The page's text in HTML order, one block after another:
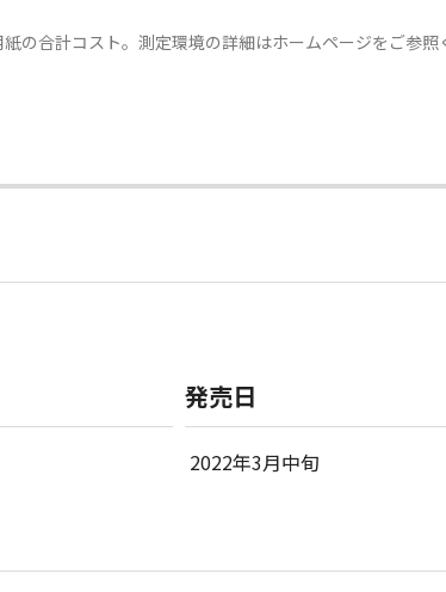
の合計コスト。測定環境の詳細はホームページをご参照
発売日
2022年3月中旬